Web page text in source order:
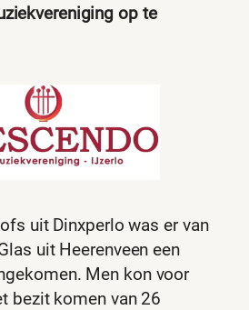
op te
uit Dinxperlo was er van
uit Heerenveen een
Men kon voor
bezit komen van 26